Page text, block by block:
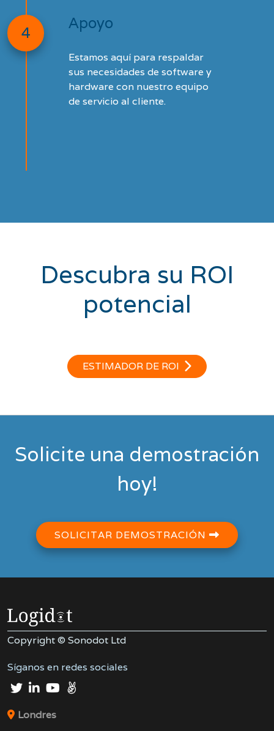
4
Apoyo
Estamos aquí para respaldar
sus necesidades de software y
hardware con nuestro equipo
de servicio al cliente.
Descubra su ROI
potencial
ESTIMADOR DE ROI
Solicite una demostración
hoy!
SOLICITAR DEMOSTRACIÓN
Copyright © Sonodot Ltd
Síganos en redes sociales
Londres